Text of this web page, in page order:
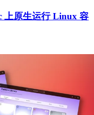
上原生运行 Linux 容